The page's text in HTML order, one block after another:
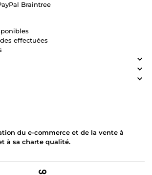
Braintree
effectuées
du e-commerce et de la vente à
à sa charte qualité.